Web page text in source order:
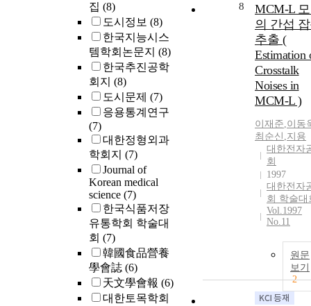
집 (8)
도시정보 (8)
한국지능시스
템학회논문지 (8)
한국추진공학
회지 (8)
도시문제 (7)
응용통계연구
(7)
대한정형외과
학회지 (7)
Journal of
Korean medical
science (7)
한국식품저장
유통학회 학술대
회 (7)
韓國食品營養
學會誌 (6)
天文學會報 (6)
대한토목학회
8
MCM-L
의 간섭
추출 (
Estimation
Crosstalk
Noises in
MCM-L )
이재준,이동
최순신 ,지용
대한전자
회
1997
대한전자
회 학술대
Vol.1997
No.11
원문
보기
2